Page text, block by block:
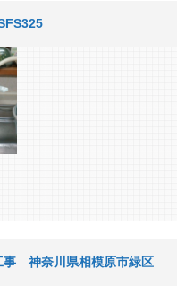
事 神奈川県相模原市緑区